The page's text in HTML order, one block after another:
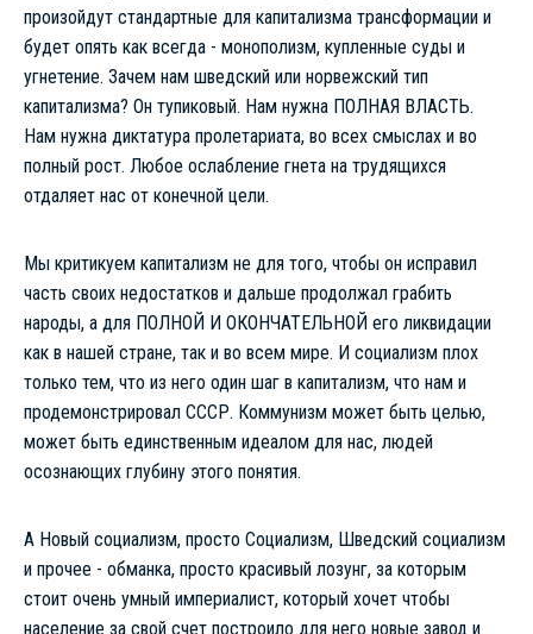
произойдут стандартные для капитализма трансформации и
будет опять как всегда - монополизм, купленные суды и
угнетение. Зачем нам шведский или норвежский тип
капитализма? Он тупиковый. Нам нужна ПОЛНАЯ ВЛАСТЬ.
Нам нужна диктатура пролетариата, во всех смыслах и во
полный рост. Любое ослабление гнета на трудящихся
отдаляет нас от конечной цели.
Мы критикуем капитализм не для того, чтобы он исправил
часть своих недостатков и дальше продолжал грабить
народы, а для ПОЛНОЙ И ОКОНЧАТЕЛЬНОЙ его ликвидации
как в нашей стране, так и во всем мире. И социализм плох
только тем, что из него один шаг в капитализм, что нам и
продемонстрировал СССР. Коммунизм может быть целью,
может быть единственным идеалом для нас, людей
осознающих глубину этого понятия.
А Новый социализм, просто Социализм, Шведский социализм
и прочее - обманка, просто красивый лозунг, за которым
стоит очень умный империалист, который хочет чтобы
население за свой счет построило для него новые завод и